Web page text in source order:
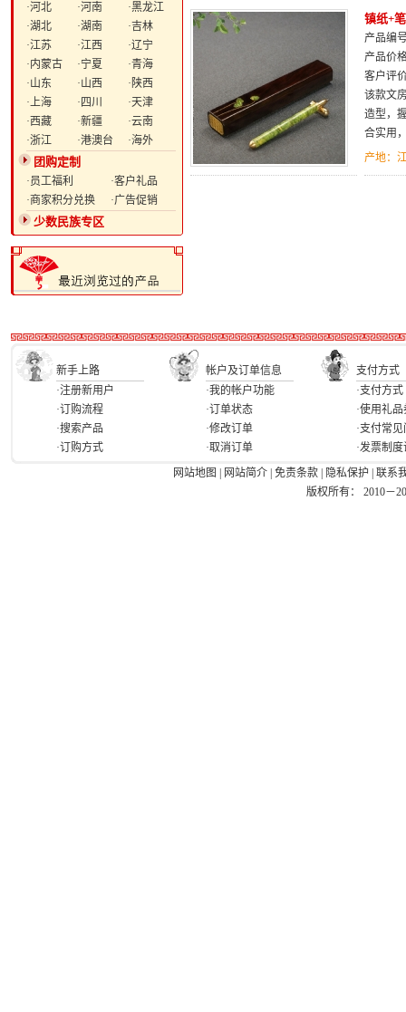
·河北
·河南
·黑龙江
·湖北
·湖南
·吉林
·江苏
·江西
·辽宁
·内蒙古
·宁夏
·青海
·山东
·山西
·陕西
·上海
·四川
·天津
·西藏
·新疆
·云南
·浙江
·港澳台 ·海外
团购定制
·员工福利
·客户礼品
·商家积分兑换
·广告促销
少数民族专区
镇纸+
产品编
产品价
客户评
该款文
造型，
合实用
产地：
新手上路 帐户及订单信息
支付方式
·注册新用户
·订购流程
·搜索产品
·订购方式
·我的帐户功能
·订单状态
·修改订单
·取消订单
·支付方式
·使用礼品
·支付常
·发票制
网站地图
网站简介 免责条款 隐私保护
联系
版权所有： 2010－